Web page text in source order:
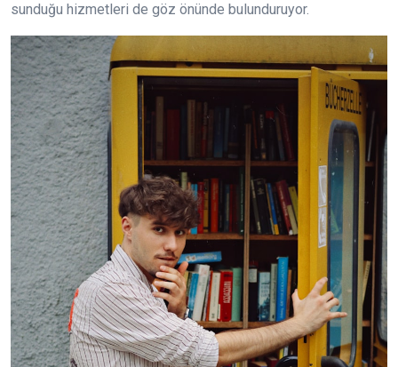
sunduğu hizmetleri de göz önünde bulunduruyor.